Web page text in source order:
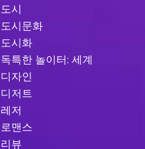
도시
도시문화
도시화
독특한 놀이터: 세계
디자인
디저트
레저
로맨스
리뷰